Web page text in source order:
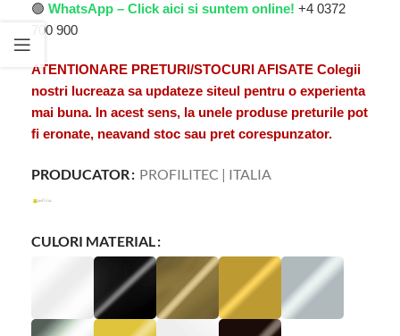
🟢 WhatsApp – Click aici si suntem online! +4 0372
700 900
ATENTIONARE PRETURI/STOCURI AFISATE Colegii
nostri lucreaza sa updateze siteul pentru o experienta
mai buna. In acest sens, la unele produse preturile pot
fi eronate, neavand stoc sau pret corespunzator.
PRODUCATOR PROFILITEC | ITALIA
CULORI MATERIAL